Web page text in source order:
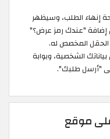
إنهاء الطلب، وسيظهر
إضافة "عندك رمز عرض؟"
الشخصية، وبوابة
"أرسل طلبك".
موقع